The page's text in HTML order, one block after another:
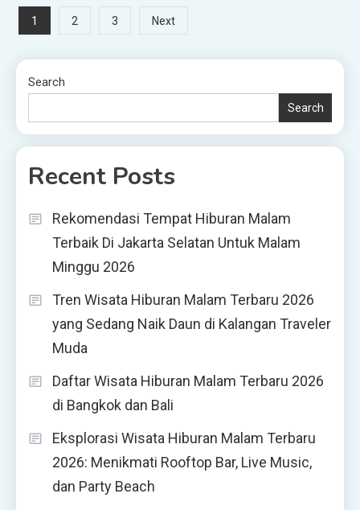
Posts
pagination
1 2 3 Next
Search
Search
Recent Posts
Rekomendasi Tempat Hiburan Malam
Terbaik Di Jakarta Selatan Untuk Malam
Minggu 2026
Tren Wisata Hiburan Malam Terbaru 2026
yang Sedang Naik Daun di Kalangan Traveler
Muda
Daftar Wisata Hiburan Malam Terbaru 2026
di Bangkok dan Bali
Eksplorasi Wisata Hiburan Malam Terbaru
2026: Menikmati Rooftop Bar, Live Music,
dan Party Beach